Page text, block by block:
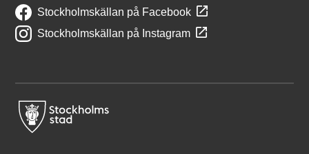
Stockholmskällan på Facebook
Stockholmskällan på Instagram